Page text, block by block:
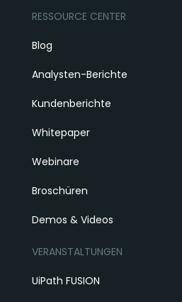
RESSOURCE CENTER
Blog
Analysten-Berichte
Kundenberichte
Whitepaper
Webinare
Broschüren
Demos & Videos
VERANSTALTUNGEN
UiPath FUSION